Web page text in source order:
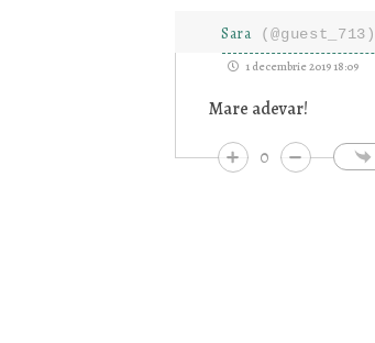
Sara (@guest_713)
1 decembrie 2019 18:09
Mare adevar!
0